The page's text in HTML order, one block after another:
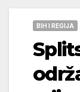
BIH I REGIJA